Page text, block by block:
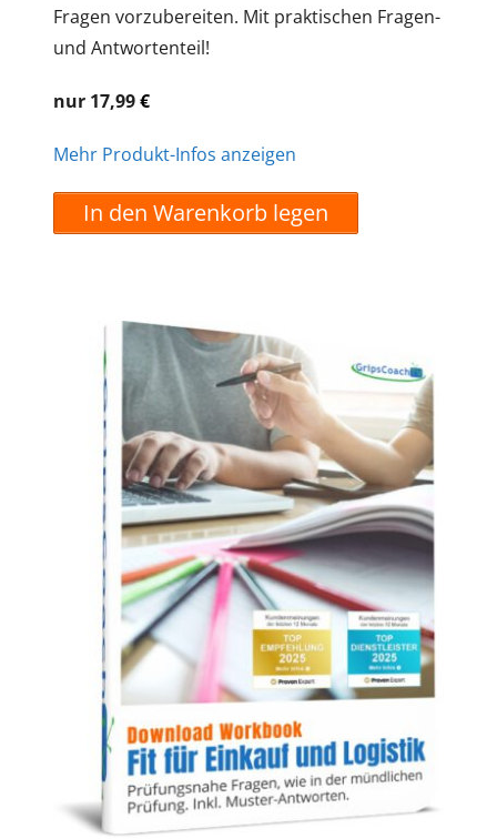
Fragen vorzubereiten. Mit praktischen Fragen-
und Antwortenteil!
nur 17,99€
Mehr Produkt-Infos anzeigen
In den Warenkorb legen